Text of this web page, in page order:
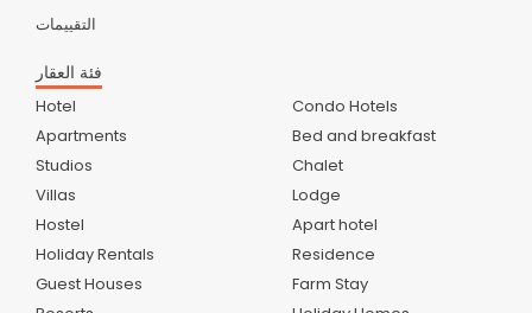
التقييمات
فئة العقار
Hotel
Apartments
Studios
Villas
Hostel
Holiday Rentals
Guest Houses
Condo Hotels
Bed and breakfast
Chalet
Lodge
Apart hotel
Residence
Farm Stay